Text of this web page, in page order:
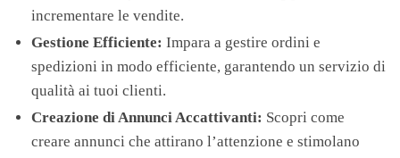
incrementare le vendite.
Gestione Efficiente: Impara a gestire ordini e
spedizioni in modo efficiente, garantendo un servizio di
qualità ai tuoi clienti.
Creazione di Annunci Accattivanti: Scopri come
creare annunci che attirano l’attenzione e stimolano